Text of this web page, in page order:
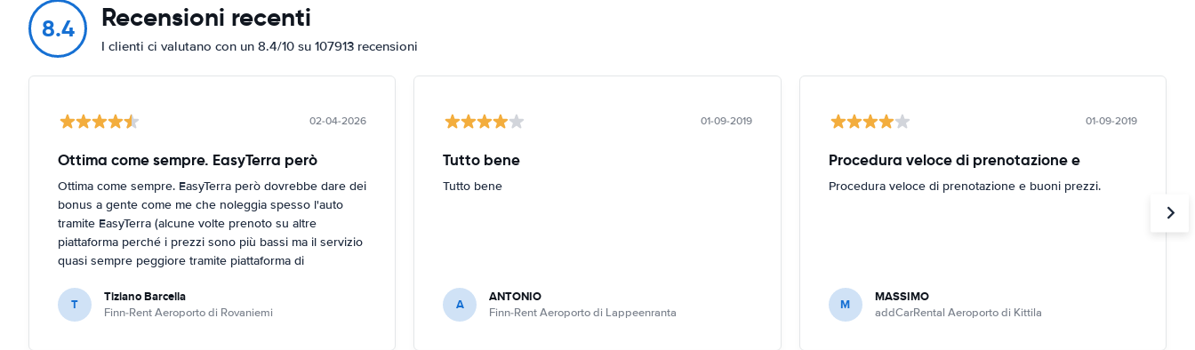
8.4 Recensioni recenti
I clienti ci valutano con un 8.4/10 su 107913 recensioni
02-04-2026
Ottima come sempre. EasyTerra però
Ottima come sempre. EasyTerra però dovrebbe dare dei
bonus a gente come me che noleggia spesso l'auto
tramite EasyTerra (alcune volte prenoto su altre
piattaforma perché i prezzi sono più bassi ma il servizio
quasi sempre peggiore tramite piattaforma di
T Tiziano Barcella
Finn-Rent Aeroporto di Rovaniemi
01-09-2019
Tutto bene
Tutto bene
A ANTONIO
Finn-Rent Aeroporto di Lappeenranta
01-09-2019
Procedura veloce di prenotazione e
Procedura veloce di prenotazione e buoni prezzi.
M MASSIMO
addCarRental Aeroporto di Kittila